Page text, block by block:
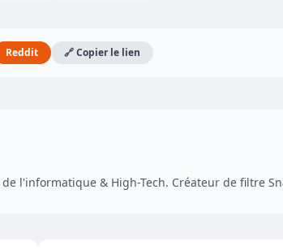
Reddit 🔗 Copier le lien
l'informatique & High-Tech. Créateur de filtre